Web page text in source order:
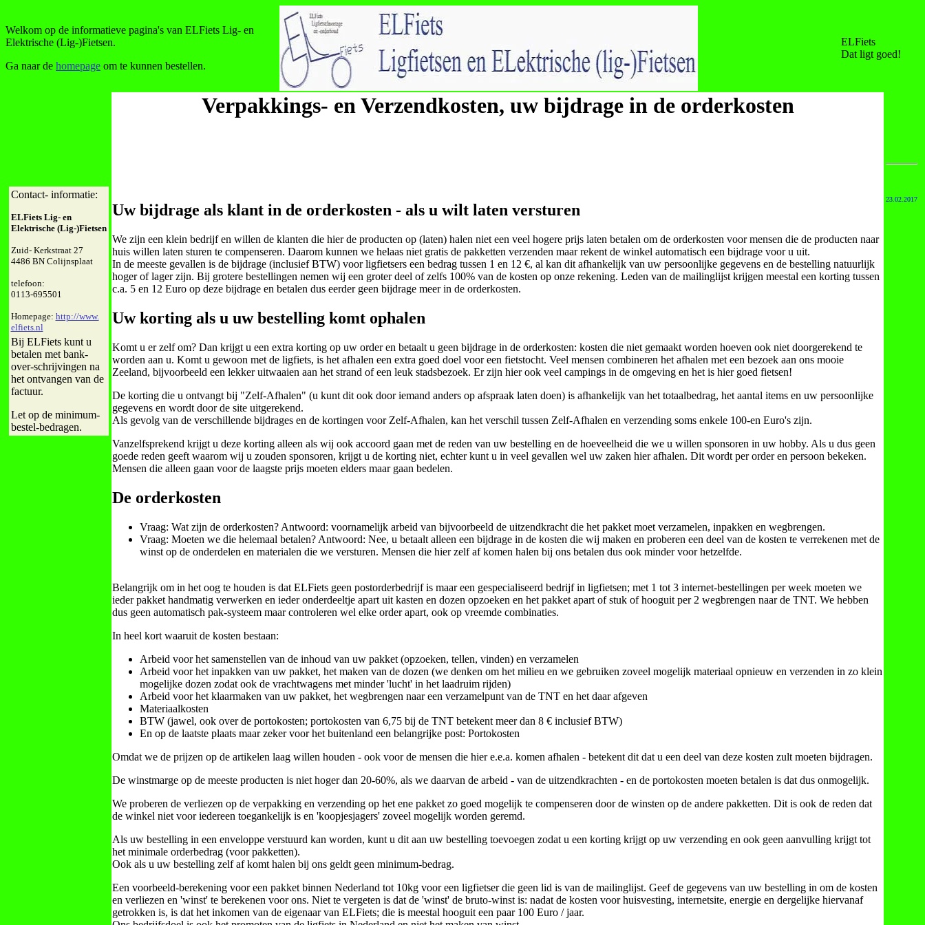
Welkom op de informatieve pagina's van ELFiets Lig- en
Elektrische (Lig-)Fietsen.
Ga naar de homepage om te kunnen bestellen.
ELFiets
Dat ligt goed!
Contact- informatie:
ELFiets Lig- en
Elektrische (Lig-)Fietsen
Zuid- Kerkstraat 27
4486 BN Colijnsplaat
telefoon:
0113-695501
Homepage: http://www.
elfiets.nl
Bij ELFiets kunt u
betalen met bank-
over-schrijvingen na
het ontvangen van de
factuur.
Let op de minimum-
bestel-bedragen.
Verpakkings- en Verzendkosten, uw bijdrage in de orderkosten
Uw bijdrage als klant in de orderkosten - als u wilt laten versturen
We zijn een klein bedrijf en willen de klanten die hier de producten op (laten) halen niet een veel hogere prijs laten betalen om de orderkosten voor mensen die de producten naar
huis willen laten sturen te compenseren. Daarom kunnen we helaas niet gratis de pakketten verzenden maar rekent de winkel automatisch een bijdrage voor u uit.
In de meeste gevallen is de bijdrage (inclusief BTW) voor ligfietsers een bedrag tussen 1 en 12 €, al kan dit afhankelijk van uw persoonlijke gegevens en de bestelling natuurlijk
hoger of lager zijn. Bij grotere bestellingen nemen wij een groter deel of zelfs 100% van de kosten op onze rekening. Leden van de mailinglijst krijgen meestal een korting tussen
c.a. 5 en 12 Euro op deze bijdrage en betalen dus eerder geen bijdrage meer in de orderkosten.
Uw korting als u uw bestelling komt ophalen
Komt u er zelf om? Dan krijgt u een extra korting op uw order en betaalt u geen bijdrage in de orderkosten: kosten die niet gemaakt worden hoeven ook niet doorgerekend te
worden aan u. Komt u gewoon met de ligfiets, is het afhalen een extra goed doel voor een fietstocht. Veel mensen combineren het afhalen met een bezoek aan ons mooie
Zeeland, bijvoorbeeld een lekker uitwaaien aan het strand of een leuk stadsbezoek. Er zijn hier ook veel campings in de omgeving en het is hier goed fietsen!
De korting die u ontvangt bij "Zelf-Afhalen" (u kunt dit ook door iemand anders op afspraak laten doen) is afhankelijk van het totaalbedrag, het aantal items en uw persoonlijke
gegevens en wordt door de site uitgerekend.
Als gevolg van de verschillende bijdrages en de kortingen voor Zelf-Afhalen, kan het verschil tussen Zelf-Afhalen en verzending soms enkele 100-en Euro's zijn.
Vanzelfsprekend krijgt u deze korting alleen als wij ook accoord gaan met de reden van uw bestelling en de hoeveelheid die we u willen sponsoren in uw hobby. Als u dus geen
goede reden geeft waarom wij u zouden sponsoren, krijgt u de korting niet, echter kunt u in veel gevallen wel uw zaken hier afhalen. Dit wordt per order en persoon bekeken.
Mensen die alleen gaan voor de laagste prijs moeten elders maar gaan bedelen.
De orderkosten
Vraag: Wat zijn de orderkosten? Antwoord: voornamelijk arbeid van bijvoorbeeld de uitzendkracht die het pakket moet verzamelen, inpakken en wegbrengen.
Vraag: Moeten we die helemaal betalen? Antwoord: Nee, u betaalt alleen een bijdrage in de kosten die wij maken en proberen een deel van de kosten te verrekenen met de
winst op de onderdelen en materialen die we versturen. Mensen die hier zelf af komen halen bij ons betalen dus ook minder voor hetzelfde.
Belangrijk om in het oog te houden is dat ELFiets geen postorderbedrijf is maar een gespecialiseerd bedrijf in ligfietsen; met 1 tot 3 internet-bestellingen per week moeten we
ieder pakket handmatig verwerken en ieder onderdeeltje apart uit kasten en dozen opzoeken en het pakket apart of stuk of hooguit per 2 wegbrengen naar de TNT. We hebben
dus geen automatisch pak-systeem maar controleren wel elke order apart, ook op vreemde combinaties.
In heel kort waaruit de kosten bestaan:
Arbeid voor het samenstellen van de inhoud van uw pakket (opzoeken, tellen, vinden) en verzamelen
Arbeid voor het inpakken van uw pakket, het maken van de dozen (we denken om het milieu en we gebruiken zoveel mogelijk materiaal opnieuw en verzenden in zo klein
mogelijke dozen zodat ook de vrachtwagens met minder 'lucht' in het laadruim rijden)
Arbeid voor het klaarmaken van uw pakket, het wegbrengen naar een verzamelpunt van de TNT en het daar afgeven
Materiaalkosten
BTW (jawel, ook over de portokosten; portokosten van 6,75 bij de TNT betekent meer dan 8 € inclusief BTW)
En op de laatste plaats maar zeker voor het buitenland een belangrijke post: Portokosten
Omdat we de prijzen op de artikelen laag willen houden - ook voor de mensen die hier e.e.a. komen afhalen - betekent dit dat u een deel van deze kosten zult moeten bijdragen.
De winstmarge op de meeste producten is niet hoger dan 20-60%, als we daarvan de arbeid - van de uitzendkrachten - en de portokosten moeten betalen is dat dus onmogelijk.
We proberen de verliezen op de verpakking en verzending op het ene pakket zo goed mogelijk te compenseren door de winsten op de andere pakketten. Dit is ook de reden dat
de winkel niet voor iedereen toegankelijk is en 'koopjesjagers' zoveel mogelijk worden geremd.
Als uw bestelling in een enveloppe verstuurd kan worden, kunt u dit aan uw bestelling toevoegen zodat u een korting krijgt op uw verzending en ook geen aanvulling krijgt tot
het minimale orderbedrag (voor pakketten).
Ook als u uw bestelling zelf af komt halen bij ons geldt geen minimum-bedrag.
Een voorbeeld-berekening voor een pakket binnen Nederland tot 10kg voor een ligfietser die geen lid is van de mailinglijst. Geef de gegevens van uw bestelling in om de kosten
en verliezen en 'winst' te berekenen voor ons. Niet te vergeten is dat de 'winst' de bruto-winst is: nadat de kosten voor huisvesting, internetsite, energie en dergelijke hiervanaf
getrokken is, is dat het inkomen van de eigenaar van ELFiets; die is meestal hooguit een paar 100 Euro / jaar.
23.02.2017